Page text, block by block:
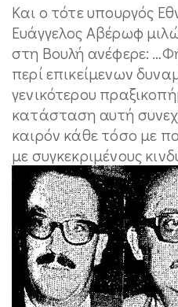
Και ο τότε υπουργός
Ευάγγελος Αβέρωφ
στη Βουλή ανέφερε:
περί επικείμενων
γενικότερου
κατάσταση αυτή
καιρόν κάθε τόσο με
με συγκεκριμένους